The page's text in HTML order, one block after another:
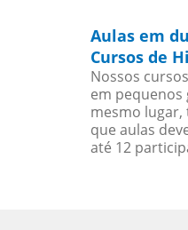
Aulas em
Cursos de
Nossos
em pequenos
mesmo lugar,
que aulas
até 12